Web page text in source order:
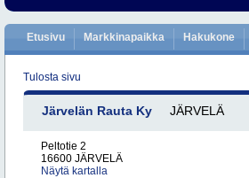
Etusivu Markkinapaikka Hakukone
Tulosta sivu
Järvelän Rauta Ky JÄRVELÄ
Peltotie 2
16600 JÄRVELÄ
Näytä kartalla